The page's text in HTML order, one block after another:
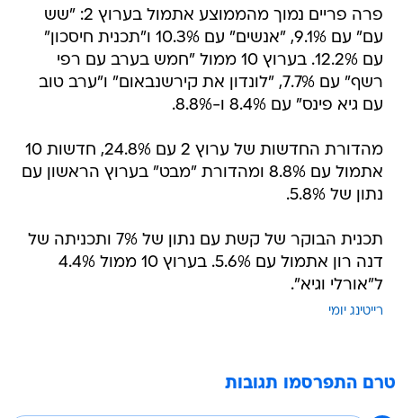
פרה פריים נמוך מהממוצע אתמול בערוץ 2: "שש
עם" עם 9.1%, "אנשים" עם 10.3% ו"תכנית חיסכון"
עם 12.2%. בערוץ 10 ממול "חמש בערב עם רפי
רשף" עם 7.7%, "לונדון את קירשנבאום" ו"ערב טוב
עם גיא פינס" עם 8.4% ו-8.8%.
מהדורת החדשות של ערוץ 2 עם 24.8%, חדשות 10
אתמול עם 8.8% ומהדורת "מבט" בערוץ הראשון עם
נתון של 5.8%.
תכנית הבוקר של קשת עם נתון של 7% ותכניתה של
דנה רון אתמול עם 5.6%. בערוץ 10 ממול 4.4%
ל"אורלי וגיא".
רייטינג יומי
טרם התפרסמו תגובות